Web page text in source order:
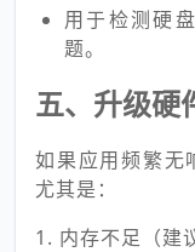
用于检测硬
题。
五、升级硬
如果应用频繁无
尤其是：
1. 内存不足（建